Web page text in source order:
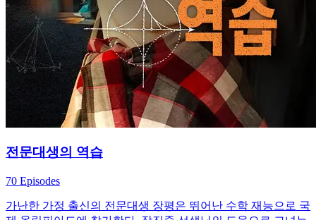
전문대생의 역습
70 Episodes
가난한 가정 출신의 전문대생 장평은 뛰어난 수학 재능으로 국